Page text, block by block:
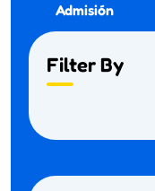
Admisión
Filter By